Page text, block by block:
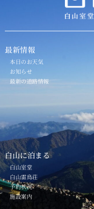
最新情報
本日のお天気
お知らせ
最新の道路情報
白山に泊まる
白山室堂
白山雷鳥荘
予約状況
施設案内